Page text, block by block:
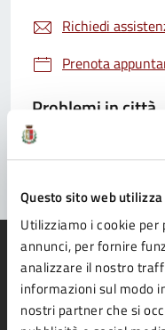
Questo sito web utilizza
Utilizziamo i cookie
annunci, per fornire
analizzare il nostro
informazioni sul modo
nostri partner che si
Richiedi
Prenota
Problemi in città
Comune di